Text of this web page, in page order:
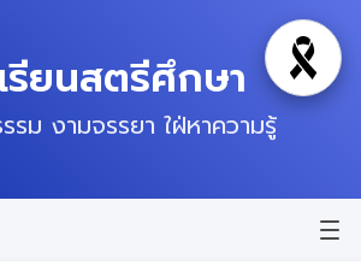
รียนสตรีศึกษา
ม งามจรรยา ใฝ่หาความรู้
โหมดไ